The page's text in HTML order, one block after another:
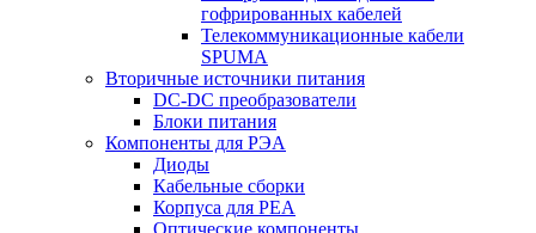
гофрированных кабелей
Телекоммуникационные кабели
SPUMA
Вторичные источники питания
DC-DC преобразователи
Блоки питания
Компоненты для РЭА
Диоды
Кабельные сборки
Корпуса для РЕА
Оптические компоненты